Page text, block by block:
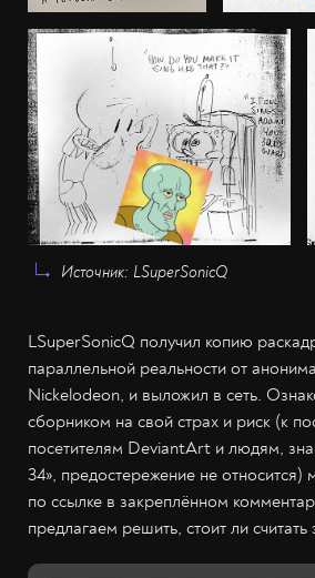
Источник: LSuperSonicQ
LSuperSonicQ получил копию
параллельной реальности от
Nickelodeon, и выложил в сеть.
сборником на свой страх и риск (к
посетителям DeviantArt и людям,
34», предостережение не относится)
по ссылке в закреплённом
предлагаем решить, стоит ли